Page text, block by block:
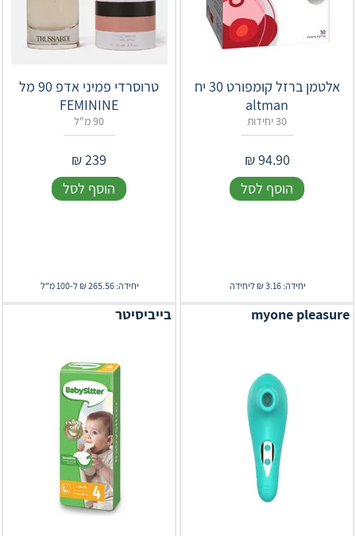
‏אלטמן ברזל קומפורט 30 יח
altman
30 יחידות
94.90
₪
הוסף לסל
יחידה: 3.16 ₪ ליחידה
טרוסרדי פמיני אדפ 90 מל
FEMININE
90 מ"ל
239
₪
הוסף לסל
יחידה: 265.56 ₪ ל-100 מ"ל
myone pleasure בייביסיטר